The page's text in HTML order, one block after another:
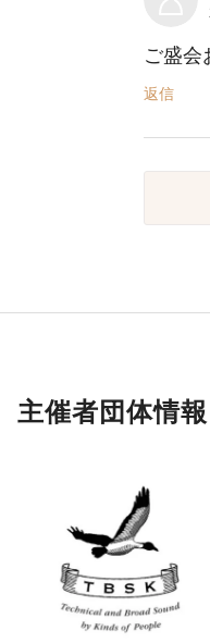
ご盛会
返信
主催者団体情報